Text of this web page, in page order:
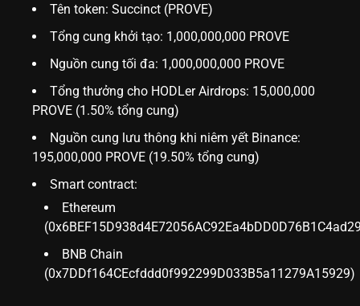
Tên token: Succinct (PROVE)
Tổng cung khởi tạo: 1,000,000,000 PROVE
Nguồn cung tối đa: 1,000,000,000 PROVE
Tổng thưởng cho HODLer Airdrops: 15,000,000
PROVE (1.50% tổng cung)
Nguồn cung lưu thông khi niêm yết Binance:
195,000,000 PROVE (19.50% tổng cung)
Smart contract:
Ethereum
BNB Chain
(0x7DDf164CEcfddd0f992299D033B5a11279A15929)